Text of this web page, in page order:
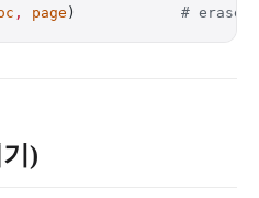
, page ) # erase
)